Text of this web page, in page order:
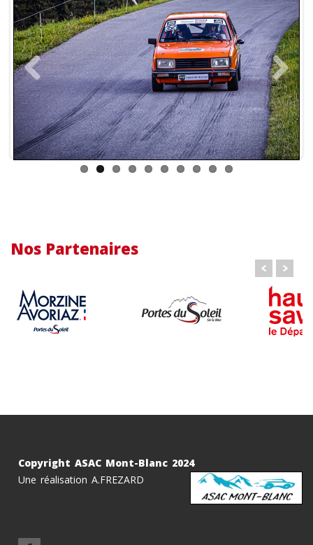
Previous Next
Nos Partenaires
Copyright ASAC Mont-Blanc 2024
Une réalisation A.FREZARD